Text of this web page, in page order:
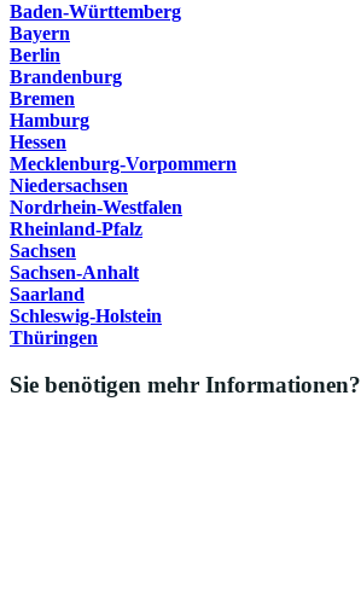
Baden-Württemberg
Bayern
Berlin
Brandenburg
Bremen
Hamburg
Hessen
Mecklenburg-Vorpommern
Niedersachsen
Nordrhein-Westfalen
Rheinland-Pfalz
Sachsen
Sachsen-Anhalt
Saarland
Schleswig-Holstein
Thüringen
Sie benötigen mehr Informationen?